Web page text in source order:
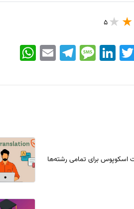
5
WhatsApp EmailTelegramMessageLinkedIn
اسکوپوس برای تمامی رشته‌ها